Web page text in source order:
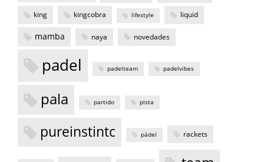
king kingcobra lifestyle liquid
mamba naya novedades
padel padelteam padelvibes
pala partido pista
pureinstintc pádel rackets